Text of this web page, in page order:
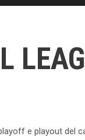
e playout del